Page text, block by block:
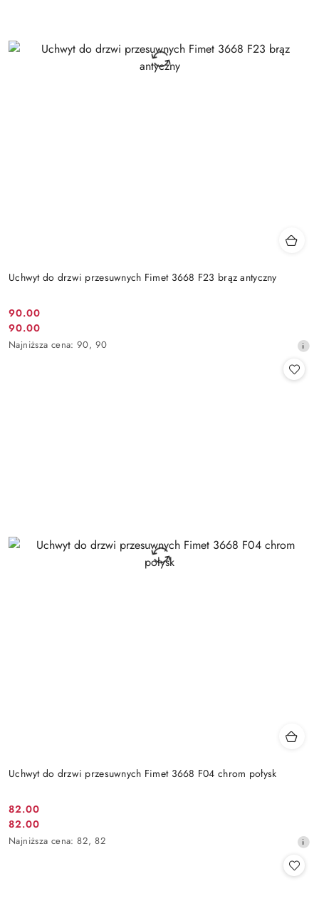
Uchwyt do drzwi przesuwnych Fimet 3668 F23 brąz antyczny
Cena
promocyjna:
90.00
Cena
promocyjna:
90.00
Najniższa
Najniższa cena: 90, 90
Uchwyt do drzwi przesuwnych Fimet 3668 F04 chrom połysk
Cena
promocyjna:
82.00
Cena
promocyjna:
82.00
Najniższa
Najniższa cena: 82, 82